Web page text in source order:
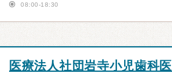
08:00-18:30
医療法人社団岩寺小児歯科